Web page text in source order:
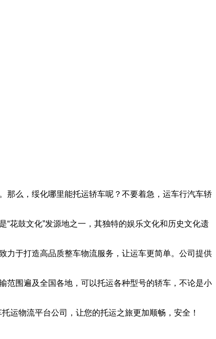
那么，绥化哪里能托运轿车呢？不要着急，运车行汽车轿
花鼓文化”发源地之一，其独特的娱乐文化和历史文化遗
力于打造高品质整车物流服务，让运车更简单。公司提供
范围遍及全国各地，可以托运各种型号的轿车，不论是小
运物流平台公司，让您的托运之旅更加顺畅，安全！